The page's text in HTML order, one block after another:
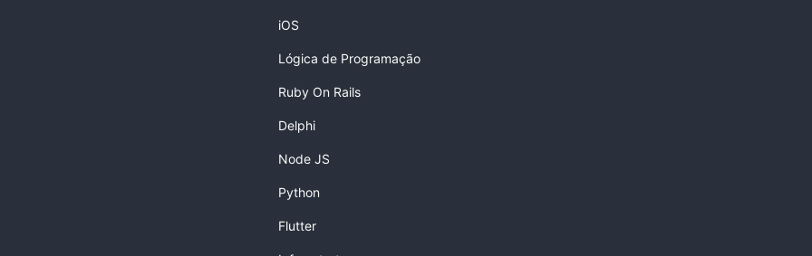
iOS
Lógica de Programação
Ruby On Rails
Delphi
Node JS
Python
Flutter